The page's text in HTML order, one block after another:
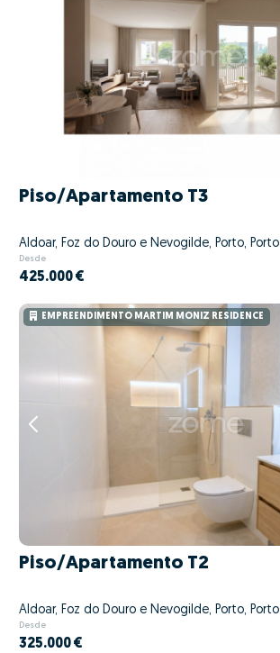
Piso/Apartamento T3
Aldoar, Foz do Douro e Nevogilde, Porto, Porto
Desde
425.000 €
EMPREENDIMENTO MARTIM MONIZ RESIDENCE
Piso/Apartamento T2
Aldoar, Foz do Douro e Nevogilde, Porto, Porto
Desde
325.000 €